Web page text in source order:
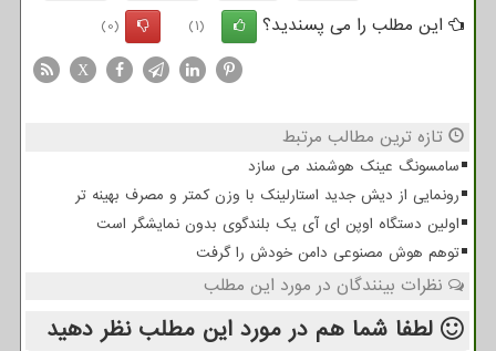
این مطلب را می پسندید؟
(1)
(0)
X
تازه ترین مطالب مرتبط
سامسونگ عینک هوشمند می سازد
رونمایی از دیش جدید استارلینک با وزن کمتر و مصرف بهینه تر
اولین دستگاه اوپن ای آی یک بلندگوی بدون نمایشگر است
توهم هوش مصنوعی دامن خودش را گرفت
نظرات بینندگان در مورد این مطلب
لطفا شما هم در مورد این مطلب نظر دهید